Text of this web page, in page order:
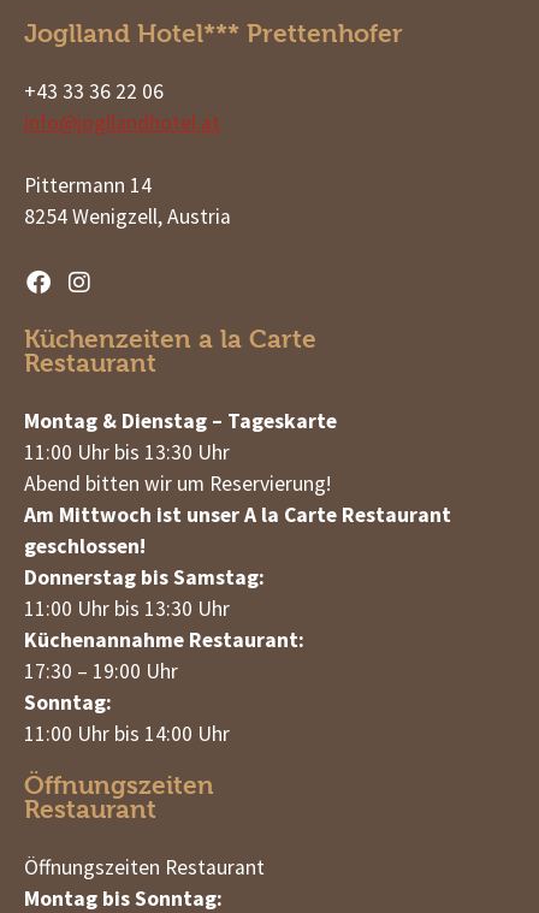
Joglland Hotel*** Prettenhofer
+43 33 36 22 06
info@jogllandhotel.at
Pittermann 14
8254 Wenigzell, Austria
Küchenzeiten a la Carte
Restaurant
Montag & Dienstag – Tageskarte
11:00 Uhr bis 13:30 Uhr
Abend bitten wir um Reservierung!
Am Mittwoch ist unser A la Carte Restaurant
geschlossen!
Donnerstag bis Samstag:
11:00 Uhr bis 13:30 Uhr
Küchenannahme Restaurant:
17:30 – 19:00 Uhr
Sonntag:
11:00 Uhr bis 14:00 Uhr
Öffnungszeiten
Restaurant
Öffnungszeiten Restaurant
Montag bis Sonntag: